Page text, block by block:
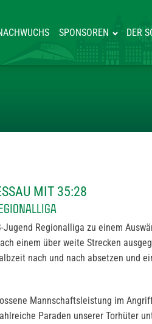
SPONSOREN DER
MIT 35:28
Regionalliga zu einem
einem über weite Strecken
nach und nach absetzen und
Mannschaftsleistung im
Paraden unserer Torhüter